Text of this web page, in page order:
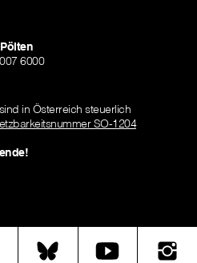
6000
in Österreich steuerlich
SO-1204